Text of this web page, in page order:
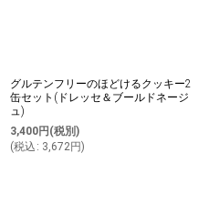
グルテンフリーのほどけるクッキー2
缶セット(ドレッセ＆ブールドネージ
ュ)
3,400円 (税別)
(税込 : 3,672円)